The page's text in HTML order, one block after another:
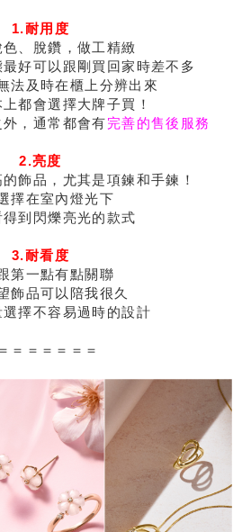
1.耐用度
、脫鑽，做工精緻
好可以跟剛買回家時差不多
法及時在櫃上分辨出來
都會選擇大牌子買！
外，通常都會有完善的售後服務
2.亮度
飾品，尤其是項鍊和手鍊！
擇在室內燈光下
到閃爍亮光的款式
3.耐看度
第一點有點關聯
飾品可以陪我很久
選擇不容易過時的設計
＝＝＝＝＝＝